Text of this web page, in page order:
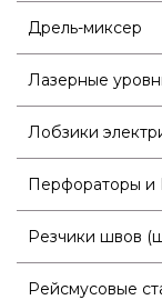
Дрель-миксер
Лазерные
Лобзики
Перфораторы и
Резчики швов
Рейсмусовые